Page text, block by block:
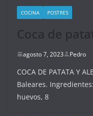
COCINA POSTRES
Coca de
agosto 7, 2023 Pedro
COCA DE PATATA Y
Baleares.
huevos, 8